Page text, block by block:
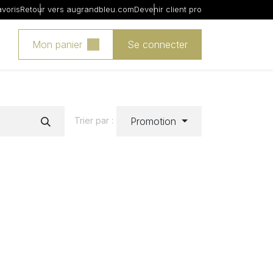
Retour vers augrandbleu.comDevenir client pro
Mon panier Se connecter
Trier par : Promotion